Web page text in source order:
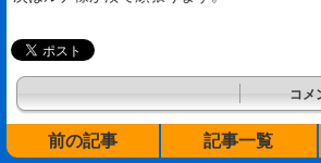
コメ
前の記事 記事一覧